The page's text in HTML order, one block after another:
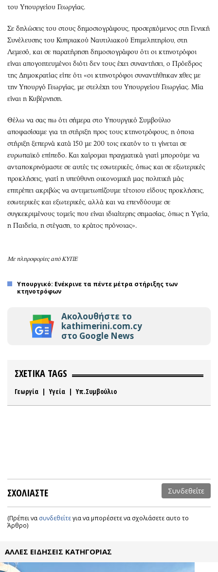
του Υπουργείου Γεωργίας.
Σε δηλώσεις του στους δημοσιογράφους, προσερχόμενος στη Γενική
Συνέλευσης του Κυπριακού Ναυτιλιακού Επιμελητηρίου, στη
Λεμεσό, και σε παρατήρηση δημοσιογράφου ότι οι κτηνοτρόφοι
είναι απογοητευμένοι διότι δεν τους έχει συναντήσει, ο Πρόεδρος
της Δημοκρατίας είπε ότι «οι κτηνοτρόφοι συναντήθηκαν χθες με
την Υπουργό Γεωργίας, με στελέχη του Υπουργείου Γεωργίας. Μία
είναι η Κυβέρνηση.
Θέλω να σας πω ότι σήμερα στο Υπουργικό Συμβούλιο
αποφασίσαμε για τη στήριξη προς τους κτηνοτρόφους, η όποια
στήριξη ξεπερνά κατά 150 με 200 τοις εκατόν το τι γίνεται σε
ευρωπαϊκό επίπεδο. Και χαίρομαι πραγματικά γιατί μπορούμε να
ανταποκρινόμαστε σε αυτές τις εσωτερικές, όπως και σε εξωτερικές
προκλήσεις, γιατί η υπεύθυνη οικονομική μας πολιτική μάς
επιτρέπει ακριβώς να αντιμετωπίζουμε τέτοιου είδους προκλήσεις,
εσωτερικές και εξωτερικές, αλλά και να επενδύουμε σε
συγκεκριμένους τομείς που είναι ιδιαίτερης σημασίας, όπως η Υγεία,
η Παιδεία, η στέγαση, το κράτος πρόνοιας».
Με πληροφορίες από ΚΥΠΕ
Υπουργικό: Ενέκρινε τα πέντε μέτρα στήριξης των
κτηνοτρόφων
Ακολουθήστε το
kathimerini.com.cy
στο Google News
ΣΧΕΤΙΚΑ TAGS
Γεωργία |Υγεία |Υπ.Συμβούλιο
ΣΧΟΛΙΑΣΤΕ Συνδεθείτε
(Πρέπει να συνδεθείτεγια να μπορέσετε να σχολιάσετε αυτο το
Άρθρο)
ΑΛΛΕΣ ΕΙΔΗΣΕΙΣ ΚΑΤΗΓΟΡΙΑΣ